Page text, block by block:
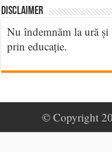
DISCLAIMER
Nu îndemnăm la ură
prin educație.
© Copyright